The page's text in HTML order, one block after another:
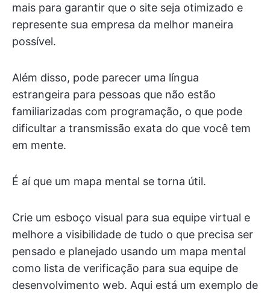
mais para garantir que o site seja otimizado e
represente sua empresa da melhor maneira
possível.
Além disso, pode parecer uma língua
estrangeira para pessoas que não estão
familiarizadas com programação, o que pode
dificultar a transmissão exata do que você tem
em mente.
É aí que um mapa mental se torna útil.
Crie um esboço visual para sua equipe virtual e
melhore a visibilidade de tudo o que precisa ser
pensado e planejado usando um mapa mental
como lista de verificação para sua equipe de
desenvolvimento web. Aqui está um exemplo de